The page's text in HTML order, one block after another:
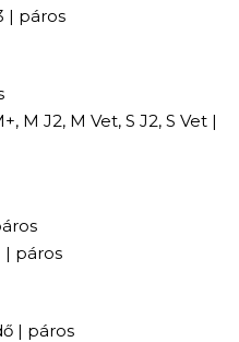
| páros
M J2, M Vet, S J2, S Vet |
| páros
| páros